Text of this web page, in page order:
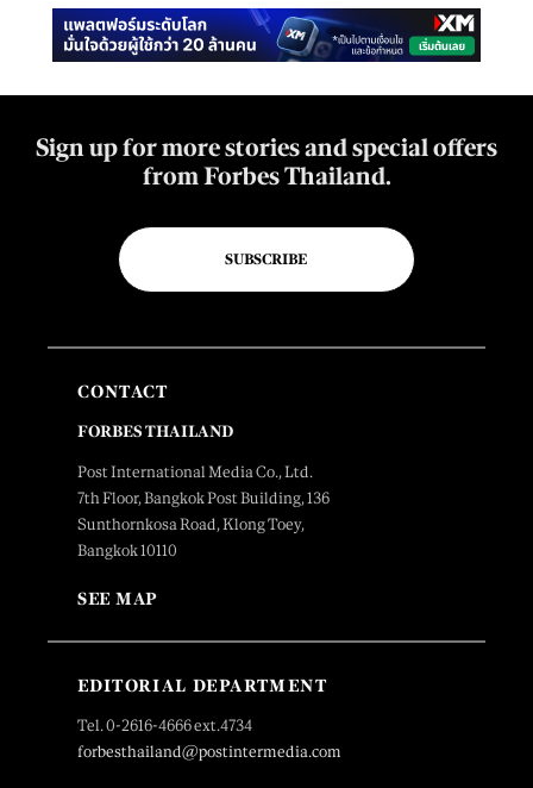
Sign up for more stories and special offers
from Forbes Thailand.
SUBSCRIBE
CONTACT
FORBES THAILAND
Post International Media Co., Ltd.
7th Floor, Bangkok Post Building, 136
Sunthornkosa Road, Klong Toey,
Bangkok 10110
SEE MAP
EDITORIAL DEPARTMENT
Tel. 0-2616-4666 ext.4734
forbesthailand@postintermedia.com